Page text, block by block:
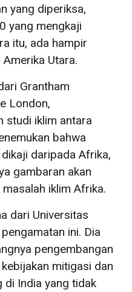
yang diperiksa,
yang mengkaji
itu, ada hampir
Utara.
Grantham
London,
studi iklim antara
bahwa
daripada Afrika,
gambaran akan
iklim Afrika.
dari Universitas
ini. Dia
pengembangan
mitigasi dan
di India yang tidak